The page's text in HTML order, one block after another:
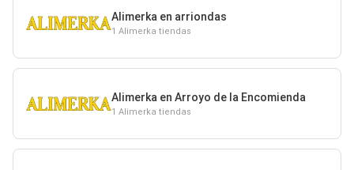
Alimerka en arriondas
1 Alimerka tiendas
Alimerka en Arroyo de la Encomienda
1 Alimerka tiendas